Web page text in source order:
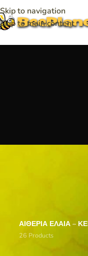
Skip to navigation
Skip to main content
ΑΙΘΈΡΙΑ ΈΛΑΙΑ –
26 Products